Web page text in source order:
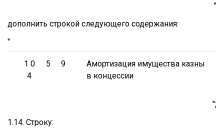
"
дополнить строкой следующего содержания:
"
1 0
4
5 9
Амортизация имущества казны
в концессии
";
1.14. Строку: